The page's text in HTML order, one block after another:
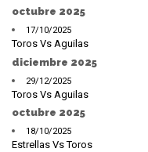
octubre 2025
17/10/2025
Toros Vs Aguilas
diciembre 2025
29/12/2025
Toros Vs Aguilas
octubre 2025
18/10/2025
Estrellas Vs Toros